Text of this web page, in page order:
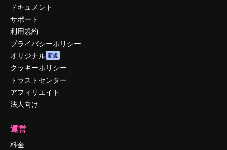
ドキュメント
サポート
利用規約
プライバシーポリシー
オリジナル 新規
クッキーポリシー
トラストセンター
アフィリエイト
法人向け
運営
料金